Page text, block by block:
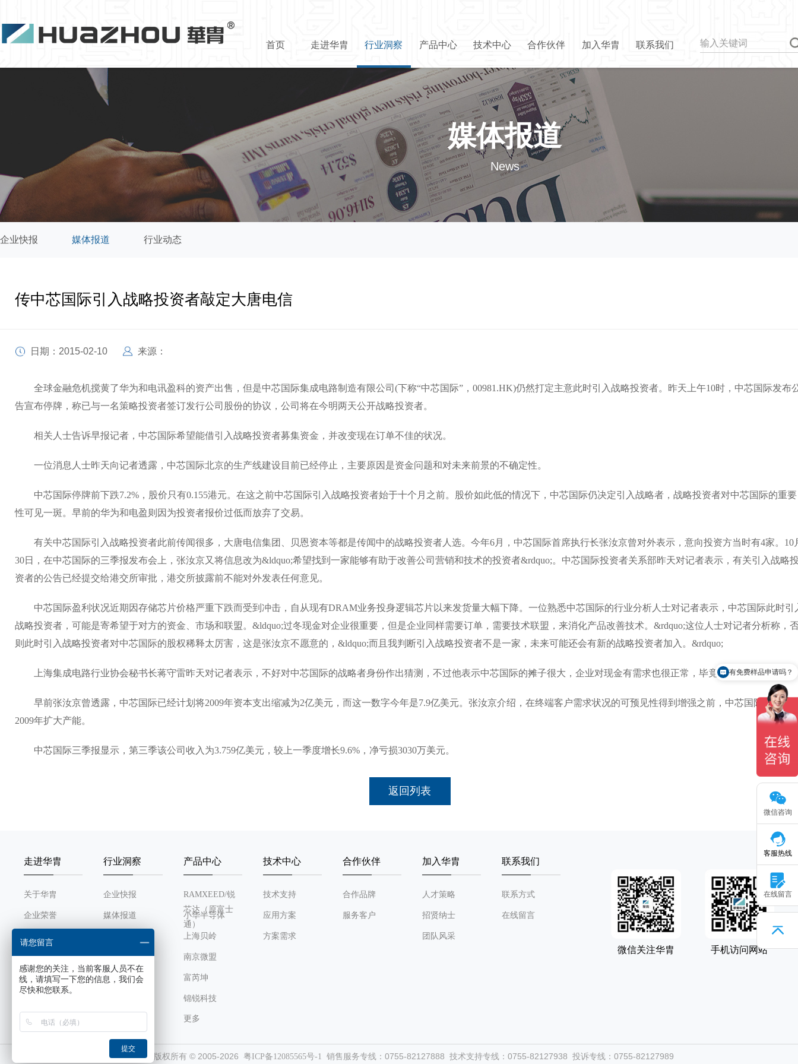
首页 走进华胄 行业洞察 产品中心 技术中心 合作伙伴 加入华胄 联系我们
媒体报道
News
企业快报 媒体报道 行业动态
传中芯国际引入战略投资者敲定大唐电信
日期：2015-02-10 来源：
全球金融危机搅黄了华为和电讯盈科的资产出售，但是中芯国际集成电路制造有限公司(下称“中芯国际”，00981.HK)仍然打定主意此时引入战略投资者。昨天上午10时，中芯国际发布
告宣布停牌，称已与一名策略投资者签订发行公司股份的协议，公司将在今明两天公开战略投资者。
相关人士告诉早报记者，中芯国际希望能借引入战略投资者募集资金，并改变现在订单不佳的状况。
一位消息人士昨天向记者透露，中芯国际北京的生产线建设目前已经停止，主要原因是资金问题和对未来前景的不确定性。
中芯国际停牌前下跌7.2%，股价只有0.155港元。在这之前中芯国际引入战略投资者始于十个月之前。股价如此低的情况下，中芯国际仍决定引入战略者，战略投资者对中芯国际的重要
性可见一斑。早前的华为和电盈则因为投资者报价过低而放弃了交易。
有关中芯国际引入战略投资者此前传闻很多，大唐电信集团、贝恩资本等都是传闻中的战略投资者人选。今年6月，中芯国际首席执行长张汝京曾对外表示，意向投资方当时有4家。10
30日，在中芯国际的三季报发布会上，张汝京又将信息改为&ldquo;希望找到一家能够有助于改善公司营销和技术的投资者&rdquo;。中芯国际投资者关系部昨天对记者表示，有关引入战略
资者的公告已经提交给港交所审批，港交所披露前不能对外发表任何意见。
中芯国际盈利状况近期因存储芯片价格严重下跌而受到冲击，自从现有DRAM业务投身逻辑芯片以来发货量大幅下降。一位熟悉中芯国际的行业分析人士对记者表示，中芯国际此时引
战略投资者，可能是寄希望于对方的资金、市场和联盟。&ldquo;过冬现金对企业很重要，但是企业同样需要订单，需要技术联盟，来消化产品改善技术。&rdquo;这位人士对记者分析称，
则此时引入战略投资者对中芯国际的股权稀释太厉害，这是张汝京不愿意的，&ldquo;而且我判断引入战略投资者不是一家，未来可能还会有新的战略投资者加入。&rdquo;
上海集成电路行业协会秘书长蒋守雷昨天对记者表示，不好对中芯国际的战略者身份作出猜测，不过他表示中芯国际的摊子很大，企业对现金有需求也很正常，毕竟需要发展。
早前张汝京曾透露，中芯国际已经计划将2009年资本支出缩减为2亿美元，而这一数字今年是7.9亿美元。张汝京介绍，在终端客户需求状况的可预见性得到增强之前，中芯国际将不会
2009年扩大产能。
中芯国际三季报显示，第三季该公司收入为3.759亿美元，较上一季度增长9.6%，净亏损3030万美元。
返回列表
走进华胄
关于华胄
企业荣誉
发展历程
组织架构
企业文化
行业洞察
企业快报
媒体报道
产品中心
RAMXEED/锐
芯达（原富士
通）
小华半导体
上海贝岭
南京微盟
富芮坤
锦锐科技
芯感智
珠海博雅
更多
技术中心
技术支持
应用方案
方案需求
合作伙伴
合作品牌
服务客户
加入华胄
人才策略
招贤纳士
团队风采
联系我们
联系方式
在线留言
微信关注华胄 手机访问网站
深圳市华胄科技有限公司 版权所有 © 2005-2026 粤ICP备12085565号-1 销售服务专线：0755-82127888 技术支持专线：0755-82127938 投诉专线：0755-82127989
微信咨询
客服热线
在线留言
怎么联系你们？
请您留言
感谢您的关注，当前客服人员不在
线，请填写一下您的信息，我们会
尽快和您联系。
提交